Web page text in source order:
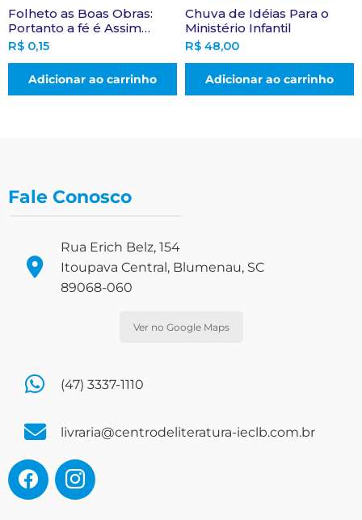
Folheto as Boas Obras:
Portanto a fé é Assim…
R$ 0,15
Adicionar ao carrinho
Chuva de Idéias Para o
Ministério Infantil
R$ 48,00
Adicionar ao carrinho
Fale Conosco
Rua Erich Belz, 154
Itoupava Central, Blumenau, SC
89068-060
Ver no Google Maps
(47) 3337-1110
livraria@centrodeliteratura-ieclb.com.br